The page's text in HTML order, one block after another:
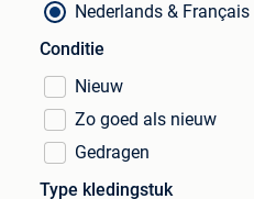
Nederlands & Français
Conditie
Nieuw
Zo goed als nieuw
Gedragen
Type kledingstuk